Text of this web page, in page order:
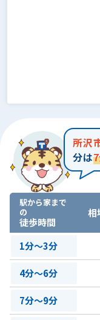
所沢
分は
駅から家まで
の
徒歩時間
相
1分～3分
4分～6分
7分～9分